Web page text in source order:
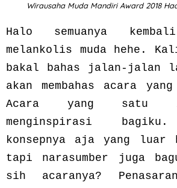
Wirausaha Muda Mandiri Award 2018
Halo semuanya
melankolis muda hehe.
bakal bahas jalan-jalan
akan membahas acara
Acara yang satu
menginspirasi bagiku.
konsepnya aja yang luar
tapi narasumber juga
sih acaranya?